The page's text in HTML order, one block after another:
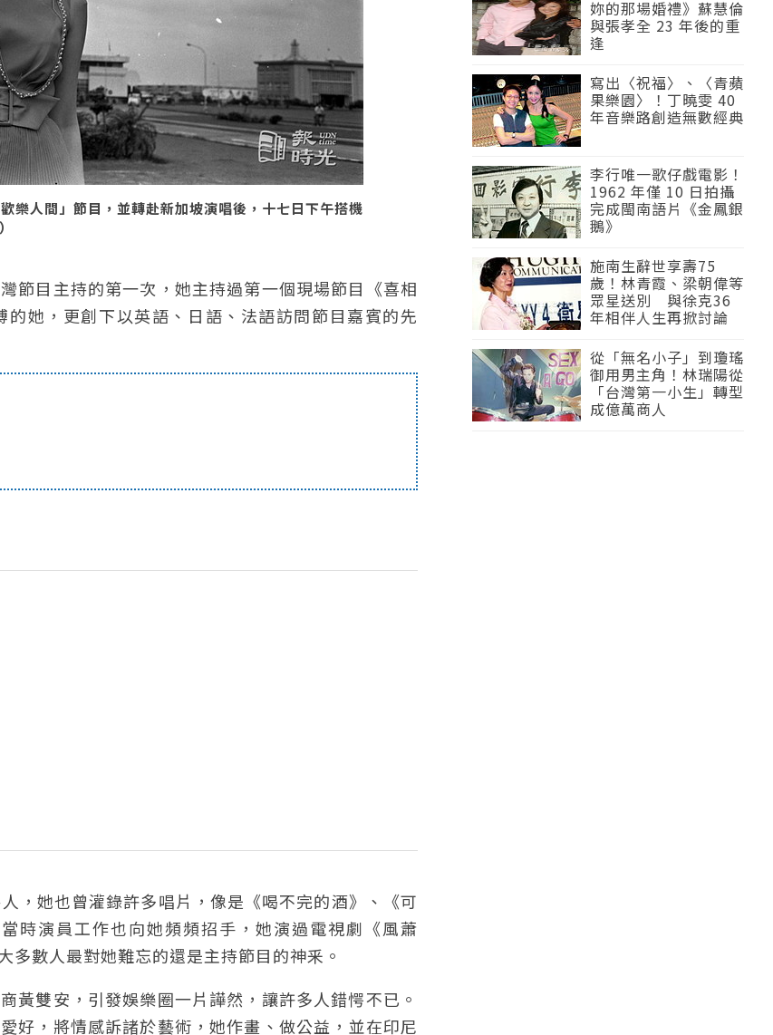
樂人間」節目，並轉赴新加坡演唱後，十七日下午搭機
節目主持的第一次，她主持過第一個現場節目《喜相
她，更創下以英語、日語、法語訪問節目嘉賓的先
，她也曾灌錄許多唱片，像是《喝不完的酒》、《可
時演員工作也向她頻頻招手，她演過電視劇《風蕭
數人最對她難忘的還是主持節目的神釆。
黃雙安，引發娛樂圈一片譁然，讓許多人錯愕不已。
好，將情感訴諸於藝術，她作畫、做公益，並在印尼
妳的那場婚禮》蘇慧倫
與張孝全 23 年後的重
逢
寫出〈祝福〉、〈青蘋
果樂園〉！丁曉雯 40
年音樂路創造無數經典
李行唯一歌仔戲電影！
1962 年僅 10 日拍攝
完成閩南語片《金鳳銀
鵝》
施南生辭世享壽75
歲！林青霞、梁朝偉等
眾星送別 與徐克36
年相伴人生再掀討論
從「無名小子」到瓊瑤
御用男主角！林瑞陽從
「台灣第一小生」轉型
成億萬商人